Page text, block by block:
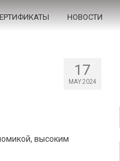
НОВОСТИ
17
MAY 2024
высоким